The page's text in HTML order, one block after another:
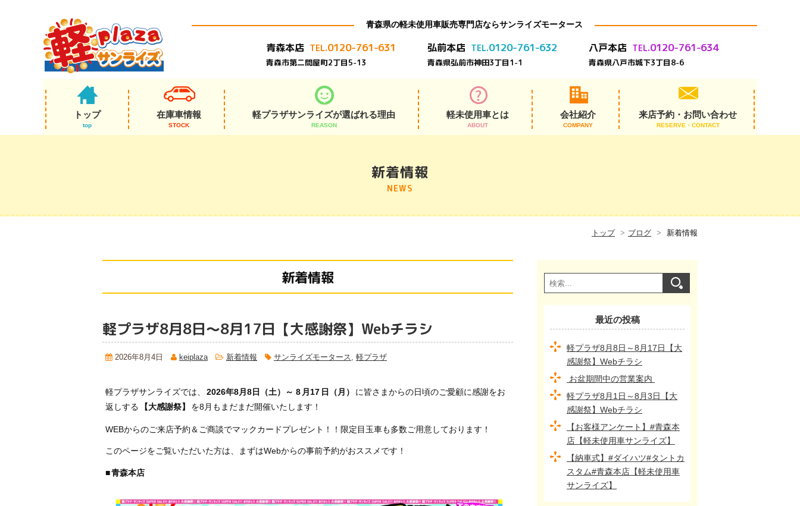
青森県の軽未使用車販売専門店ならサンライズモータース
青森本店 TEL.0120-761-631
青森市第二問屋町2丁目5-13
弘前本店 TEL.0120-761-632
青森県弘前市神田3丁目1-1
八戸本店 TEL.0120-761-634
青森県八戸市城下3丁目8-6
トップ
top
在庫車情報
STOCK
軽プラザサンライズが選ばれる理由
REASON
軽未使用車とは
ABOUT
会社紹介
COMPANY
来店予約・お問い合わせ
RESERVE・CONTACT
新着情報
NEWS
トップ ブログ 新着情報
新着情報
軽プラザ8月8日～8月17日【大感謝祭】Webチラシ
2026年8月4日 keiplaza 新着情報 サンライズモータース, 軽プラザ
軽プラザサンライズでは、 2026年8月8日（土）～ 8 月17 日（月）
に皆さまからの日頃のご愛顧に感謝をお
返しする
【大感謝祭】 を8月もまだまだ開催いたします！
WEBからのご来店予約＆ご商談でマックカードプレゼント！！限定目玉車も多数ご用意しております！
このページをご覧いただいた方は、まずはWebからの事前予約がおススメです！
■青森本店
最近の投稿
軽プラザ8月8日～8月17日【大
感謝祭】Webチラシ
お盆期間中の営業案内
軽プラザ8月1日～8月3日【大
感謝祭】Webチラシ
【お客様アンケート】#青森本
店【軽未使用車サンライズ】
【納車式】#ダイハツ#タントカ
スタム#青森本店【軽未使用車
サンライズ】